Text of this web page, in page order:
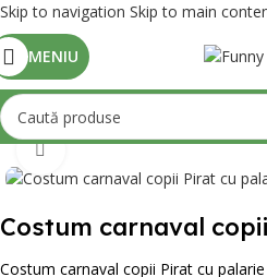
Skip to navigation Skip to main
MENIU
Mărește poza
Costum carnaval
Costum carnaval copii Pirat cu